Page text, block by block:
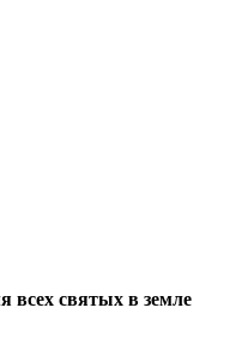
святых в земле